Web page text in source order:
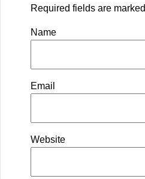
Required fields are marked
Name
Email
Website